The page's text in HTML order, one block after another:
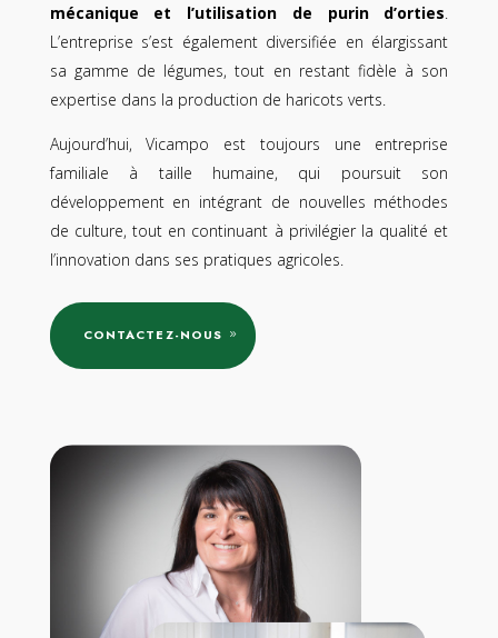
mécanique et l’utilisation de purin d’orties.
L’entreprise s’est également diversifiée en élargissant
sa gamme de légumes, tout en restant fidèle à son
expertise dans la production de haricots verts.
Aujourd’hui, Vicampo est toujours une entreprise
familiale à taille humaine, qui poursuit son
développement en intégrant de nouvelles méthodes
de culture, tout en continuant à privilégier la qualité et
l’innovation dans ses pratiques agricoles.
CONTACTEZ-NOUS